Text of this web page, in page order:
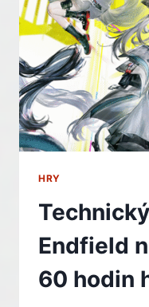
I
–
INDIAN
HRY
Endfield
60 hodin